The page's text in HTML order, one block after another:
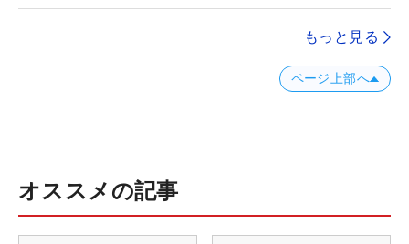
もっと見る
ページ上部へ
オススメの記事